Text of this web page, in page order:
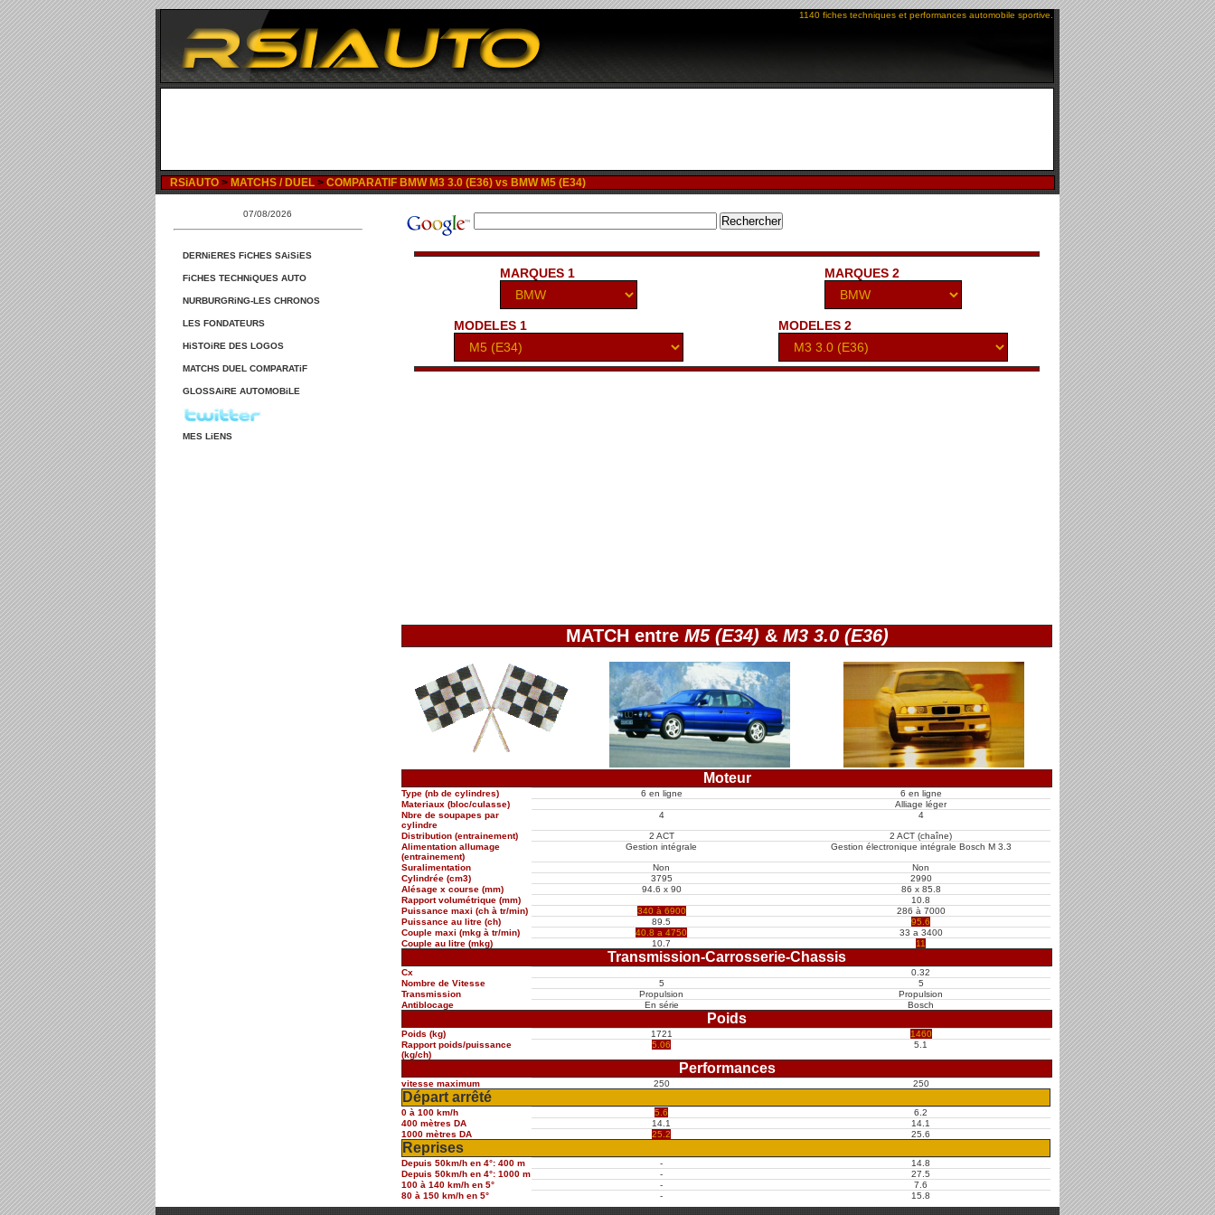
1140 fiches techniques et performances automobile sportive.
RSiAUTO > MATCHS / DUEL > COMPARATIF BMW M3 3.0 (E36) vs BMW M5 (E34)
MARQUES 1 MARQUES 2
MODELES 1 MODELES 2
MATCH entre M5 (E34) & M3 3.0 (E36)
Moteur
Type (nb de cylindres) 6 en ligne
6 en ligne
Materiaux (bloc/culasse)
Alliage léger
Nbre de soupapes par
cylindre
4 4
Distribution (entrainement) 2 ACT
2 ACT (chaîne)
Alimentation allumage
(entrainement)
Gestion intégrale Gestion électronique intégrale Bosch M 3.3
Suralimentation Non
Non
Cylindrée (cm3)
3795
2990
Alésage x course (mm)
94.6 x 90
86 x 85.8
Rapport volumétrique (mm)
10.8
Puissance maxi (ch à tr/min)
340 à 6900
286 à 7000
Puissance au litre (ch)
89.5
95.6
Couple maxi (mkg à tr/min)
40.8 a 4750
33 a 3400
Couple au litre (mkg)
10.7 11
Transmission-Carrosserie-Chassis
Cx
0.32
Nombre de Vitesse
5
5
Transmission
Propulsion
Propulsion
Antiblocage
En série Bosch
Poids
Poids (kg) 1721
1460
Rapport poids/puissance
(kg/ch)
5.06 5.1
Performances
vitesse maximum 250 250
Départ arrêté
0 à 100 km/h 5.6
6.2
400 mètres DA
14.1
14.1
1000 mètres DA
25.2 25.6
Reprises
Depuis 50km/h en 4°: 400 m -
14.8
Depuis 50km/h en 4°: 1000 m
-
27.5
100 à 140 km/h en 5°
-
7.6
80 à 150 km/h en 5°
- 15.8
07/08/2026
DERNiERES FiCHES SAiSiES
FiCHES TECHNiQUES AUTO
NURBURGRiNG-LES CHRONOS
LES FONDATEURS
HiSTOiRE DES LOGOS
MATCHS DUEL COMPARATiF
GLOSSAiRE AUTOMOBiLE
MES LiENS